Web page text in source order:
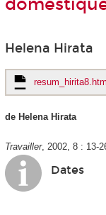
Helena Hirata
resum_hirita8.html
de Helena Hirata
Travailler, 2002, 8 : 13-
Dates